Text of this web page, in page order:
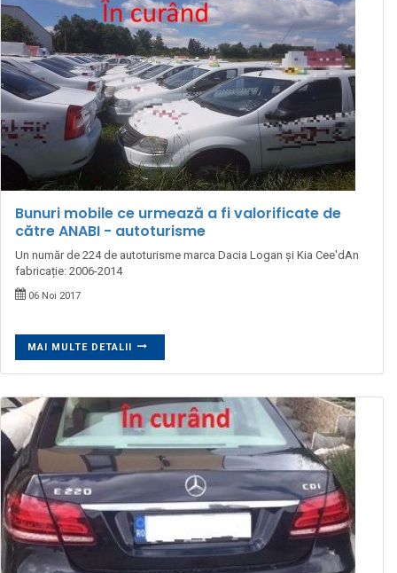
Bunuri mobile ce urmează a fi valorificate de
către ANABI - autoturisme
Un număr de 224 de autoturisme marca Dacia Logan și Kia Cee'dAn
fabricație: 2006-2014
06 Noi 2017
MAI MULTE DETALII